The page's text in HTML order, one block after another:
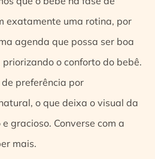
exatamente uma rotina, por
agenda que possa ser boa
o conforto do bebê.
preferência por
o que deixa o visual da
gracioso. Converse com a
mais.